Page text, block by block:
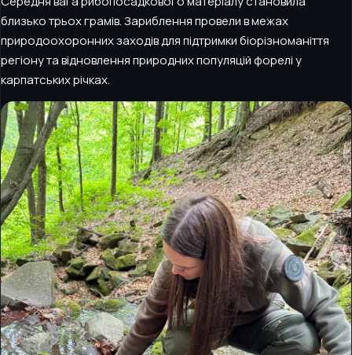
близько трьох грамів. Зариблення провели в межах
природоохоронних заходів для підтримки біорізноманіття
регіону та відновлення природних популяцій форелі у
карпатських річках.